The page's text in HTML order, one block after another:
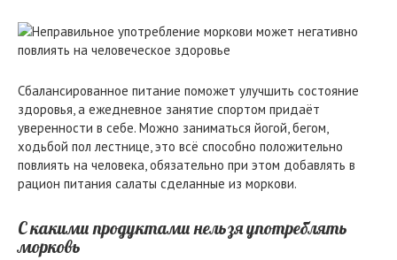
Сбалансированное питание поможет улучшить состояние
здоровья, а ежедневное занятие спортом придаёт
уверенности в себе. Можно заниматься йогой, бегом,
ходьбой пол лестнице, это всё способно положительно
повлиять на человека, обязательно при этом добавлять в
рацион питания салаты сделанные из моркови.
С какими продуктами нельзя употреблять
морковь